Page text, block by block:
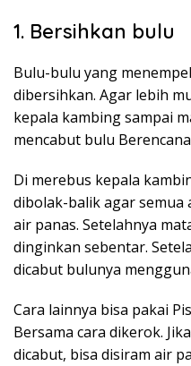
1. Bersihkan bulu
Bulu-bulu yang
dibersihkan. Agar lebih
kepala kambing sampai
mencabut bulu
Di merebus kepala
dibolak-balik agar semua
air panas. Setelahnya
dinginkan sebentar.
dicabut bulunya
Cara lainnya bisa pakai
Bersama cara dikerok.
dicabut, bisa disiram air